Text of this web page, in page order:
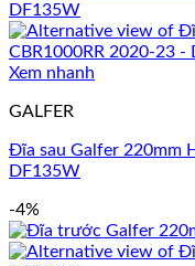
Xem nhanh
GALFER
Đĩa sau Galfer 220mm
DF135W
-4%